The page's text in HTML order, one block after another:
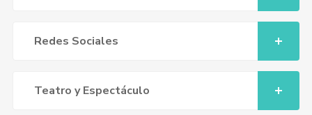
Redes Sociales
Teatro y Espectáculo